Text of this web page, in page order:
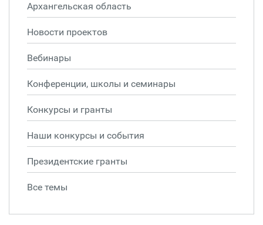
Архангельская область
Новости проектов
Вебинары
Конференции, школы и семинары
Конкурсы и гранты
Наши конкурсы и события
Президентские гранты
Все темы